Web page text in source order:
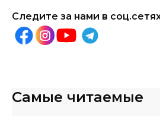
Следите за нами в
Самые читаемые